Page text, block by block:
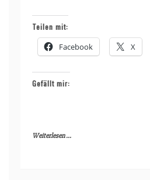
Teilen mit:
Facebook X
Gefällt mir:
Weiterlesen ...